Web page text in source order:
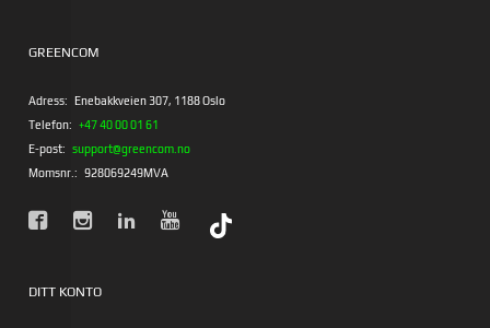
GREENCOM
Adress:
Enebakkveien 307, 1188 Oslo
Telefon: +47 40 00 01 61
E-post: support@greencom.no
Momsnr.: 928069249MVA
DITT KONTO